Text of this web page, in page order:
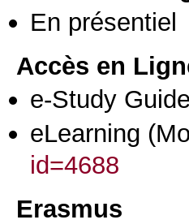
En présentiel
Accès en
e-Study Guide
eLearning
id=4688
Erasmus